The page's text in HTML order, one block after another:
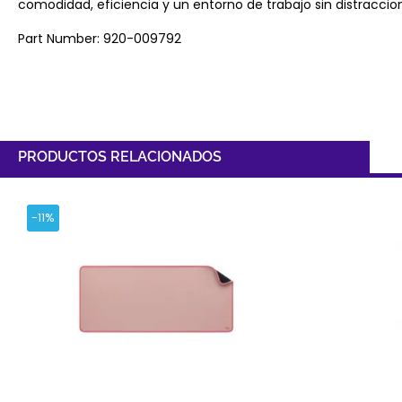
comodidad, eficiencia y un entorno de trabajo sin
Part Number: 920-009792
PRODUCTOS RELACIONADOS
-11%